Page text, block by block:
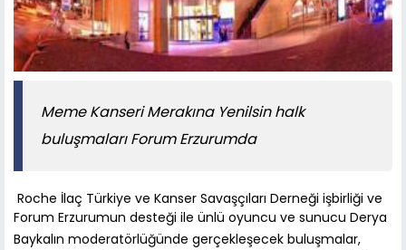
Meme Kanseri Merakına Yenilsin halk
buluşmaları Forum Erzurumda
Roche İlaç Türkiye ve Kanser Savaşçıları Derneği işbirliği ve
Forum Erzurumun desteği ile ünlü oyuncu ve sunucu Derya
Baykalın moderatörlüğünde gerçekleşecek buluşmalar,